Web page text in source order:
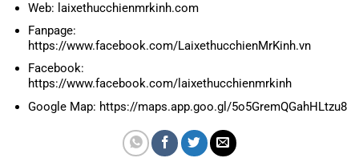
Web: laixethucchienmrkinh.com
Fanpage:
https://www.facebook.com/LaixethucchienMrKinh.vn
Facebook:
https://www.facebook.com/laixethucchienmrkinh
Google Map: https://maps.app.goo.gl/5o5GremQGahHLtzu8